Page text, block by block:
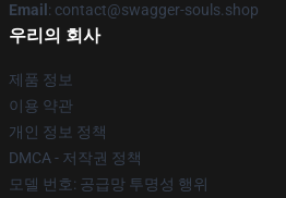
Email : contact@swagger-souls.shop
우리의 회사
제품 정보
이용 약관
개인 정보 정책
DMCA - 저작권 정책
모델 번호: 공급망 투명성 행위